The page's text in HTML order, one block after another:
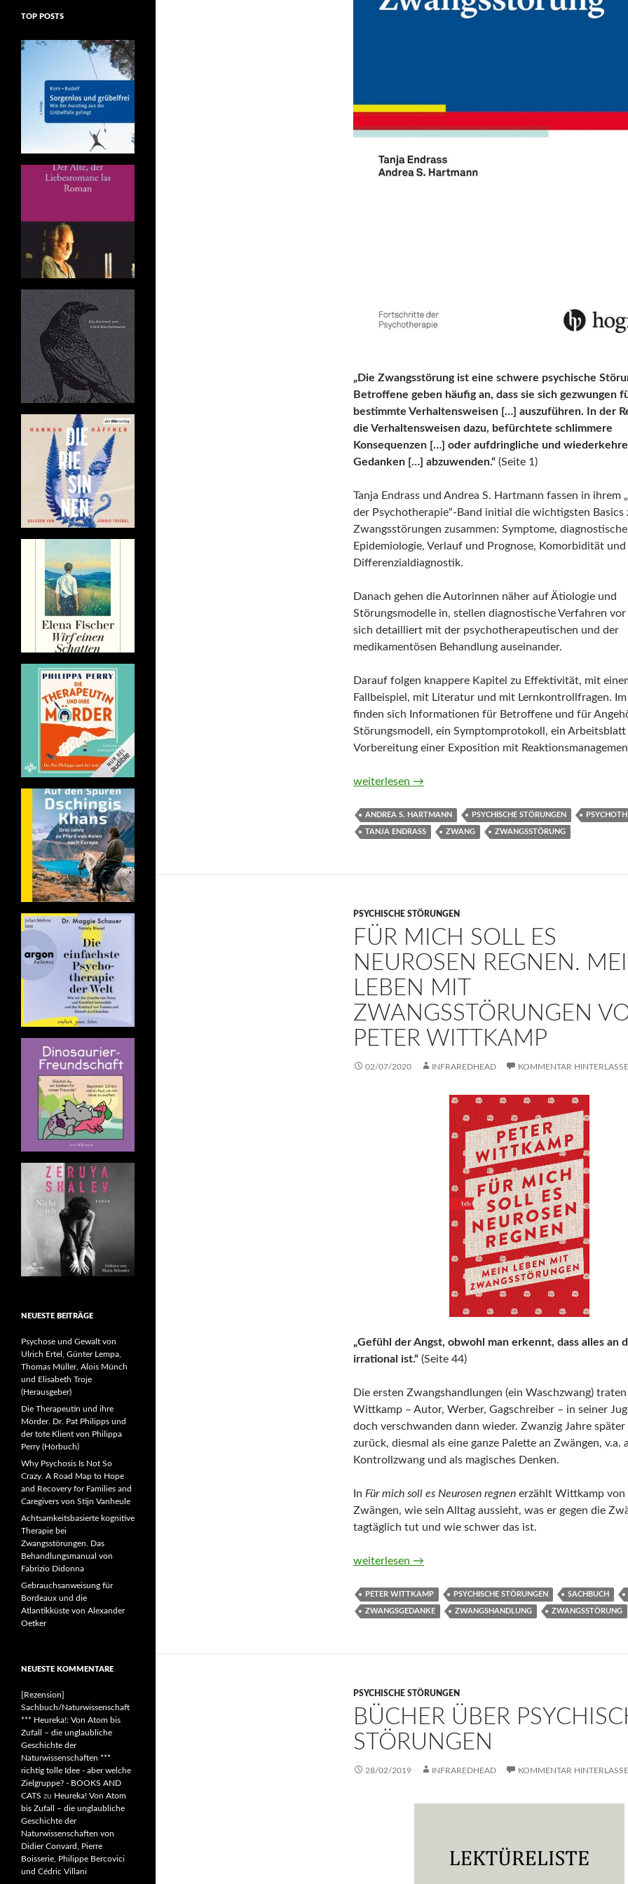
„Die Zwangsstörung ist eine schwere psychische
Betroffene geben häufig an, dass sie sich gezwungen
bestimmte Verhaltensweisen […] auszuführen. In der
die Verhaltensweisen dazu, befürchtete schlimmere
Konsequenzen […] oder aufdringliche und
Gedanken […] abzuwenden.“ (Seite 1)
Tanja Endrass und Andrea S. Hartmann fassen in ihrem
der Psychotherapie“-Band initial die wichtigsten Basics
Zwangsstörungen zusammen: Symptome,
Epidemiologie, Verlauf und Prognose, Komorbidität und
Differenzialdiagnostik.
Danach gehen die Autorinnen näher auf Ätiologie und
Störungsmodelle in, stellen diagnostische Verfahren vor
sich detailliert mit der psychotherapeutischen und der
medikamentösen Behandlung auseinander.
Darauf folgen knappere Kapitel zu Effektivität, mit
Fallbeispiel, mit Literatur und mit Lernkontrollfragen. Im
finden sich Informationen für Betroffene und für
Störungsmodell, ein Symptomprotokoll, ein Arbeitsblatt
Vorbereitung einer Exposition mit
Zwangsstörung (Fortschritte der Psychotherapie) von
weiterlesen →
ANDREA S. HARTMANN PSYCHISCHE STÖRUNGEN
TANJA ENDRASS ZWANG ZWANGSSTÖRUNG
PSYCHISCHE STÖRUNGEN
FÜR MICH SOLL ES
NEUROSEN REGNEN.
LEBEN MIT
ZWANGSSTÖRUNGEN
PETER WITTKAMP
02/07/2020 INFRAREDHEAD KOMMENTAR
„Gefühl der Angst, obwohl man erkennt, dass alles an
irrational ist.“ (Seite 44)
Die ersten Zwangshandlungen (ein Waschzwang)
Wittkamp – Autor, Werber, Gagschreiber – in seiner
doch verschwanden dann wieder. Zwanzig Jahre später
zurück, diesmal als eine ganze Palette an Zwängen, v.a.
Kontrollzwang und als magisches Denken.
In Für mich soll es Neurosen regnen erzählt Wittkamp von
Zwängen, wie sein Alltag aussieht, was er gegen die
tagtäglich tut und wie schwer das ist.
Für mich soll es Neurosen regnen. Mein Leben mit
weiterlesen →
PETER WITTKAMP PSYCHISCHE STÖRUNGEN SACHBUCH
ZWANGSGEDANKE ZWANGSHANDLUNG ZWANGSSTÖRUNG
PSYCHISCHE STÖRUNGEN
BÜCHER ÜBER
STÖRUNGEN
28/02/2019 INFRAREDHEAD KOMMENTAR
TOP POSTS
NEUESTE BEITRÄGE
Psychose und Gewalt von
Ulrich Ertel, Günter Lempa,
Thomas Müller, Alois Münch
und Elisabeth Troje
(Herausgeber)
Die Therapeutin und ihre
Mörder. Dr. Pat Philipps und
der tote Klient von Philippa
Perry (Hörbuch)
Why Psychosis Is Not So
Crazy. A Road Map to Hope
and Recovery for Families and
Caregivers von Stijn Vanheule
Achtsamkeitsbasierte kognitive
Therapie bei
Zwangsstörungen. Das
Behandlungsmanual von
Fabrizio Didonna
Gebrauchsanweisung für
Bordeaux und die
Atlantikküste von Alexander
Oetker
NEUESTE KOMMENTARE
[Rezension]
Sachbuch/Naturwissenschaft
*** Heureka!: Von Atom bis
Zufall – die unglaubliche
Geschichte der
Naturwissenschaften ***
richtig tolle Idee - aber welche
Zielgruppe? - BOOKS AND
CATS zu Heureka! Von Atom
bis Zufall – die unglaubliche
Geschichte der
Naturwissenschaften von
Didier Convard, Pierre
Boisserie, Philippe Bercovici
und Cédric Villani